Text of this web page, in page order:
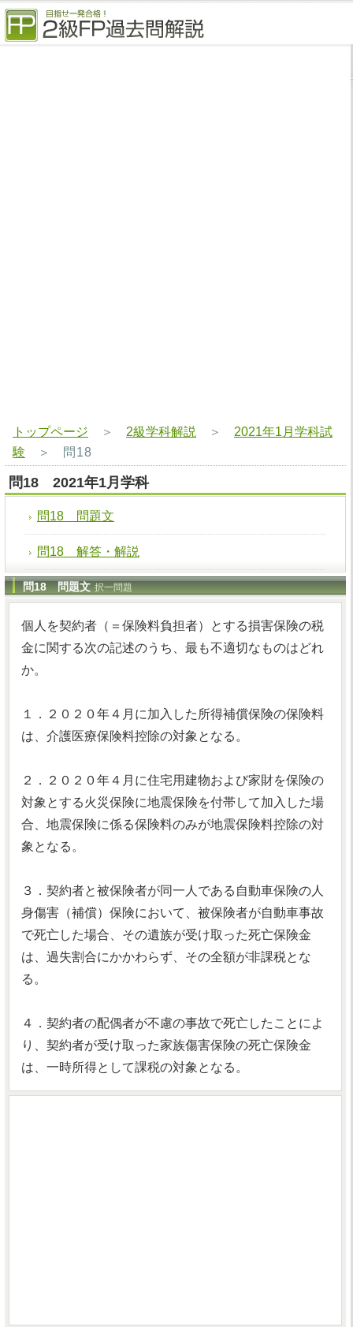
トップページ ＞ 2級学科解説 ＞ 2021年1月学科試
験 ＞ 問18
問18 2021年1月学科
問18 問題文
問18 解答・解説
問18 問題文 択一問題
個人を契約者（＝保険料負担者）とする損害保険の税
金に関する次の記述のうち、最も不適切なものはどれ
か。
１．２０２０年４月に加入した所得補償保険の保険料
は、介護医療保険料控除の対象となる。
２．２０２０年４月に住宅用建物および家財を保険の
対象とする火災保険に地震保険を付帯して加入した場
合、地震保険に係る保険料のみが地震保険料控除の対
象となる。
３．契約者と被保険者が同一人である自動車保険の人
身傷害（補償）保険において、被保険者が自動車事故
で死亡した場合、その遺族が受け取った死亡保険金
は、過失割合にかかわらず、その全額が非課税とな
る。
４．契約者の配偶者が不慮の事故で死亡したことによ
り、契約者が受け取った家族傷害保険の死亡保険金
は、一時所得として課税の対象となる。